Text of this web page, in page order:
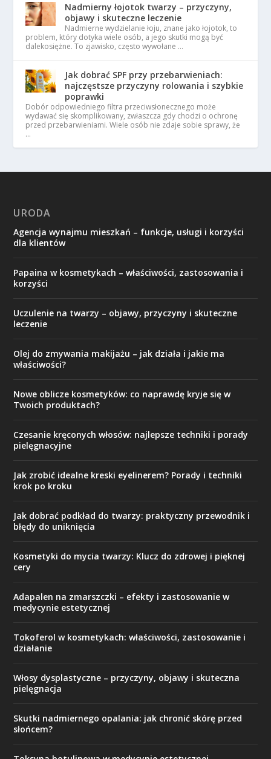
Nadmierny łojotok twarzy – przyczyny,
objawy i skuteczne leczenie
Nadmierne wydzielanie łoju, znane jako łojotok, to
problem, który dotyka wiele osób, a jego skutki mogą być
dalekosiężne. To zjawisko, często wywołane …
Jak dobrać SPF przy przebarwieniach:
najczęstsze przyczyny rolowania i szybkie
poprawki
Dobór odpowiedniego filtra przeciwsłonecznego może
wydawać się skomplikowany, zwłaszcza gdy chodzi o ochronę
przed przebarwieniami. Wiele osób nie zdaje sobie sprawy, że
…
URODA
Agencja wynajmu mieszkań – funkcje, usługi i korzyści
dla klientów
Papaina w kosmetykach – właściwości, zastosowania i
korzyści
Uczulenie na twarzy – objawy, przyczyny i skuteczne
leczenie
Olej do zmywania makijażu – jak działa i jakie ma
właściwości?
Nowe oblicze kosmetyków: co naprawdę kryje się w
Twoich produktach?
Czesanie kręconych włosów: najlepsze techniki i porady
pielęgnacyjne
Jak zrobić idealne kreski eyelinerem? Porady i techniki
krok po kroku
Jak dobrać podkład do twarzy: praktyczny przewodnik i
błędy do uniknięcia
Kosmetyki do mycia twarzy: Klucz do zdrowej i pięknej
cery
Adapalen na zmarszczki – efekty i zastosowanie w
medycynie estetycznej
Tokoferol w kosmetykach: właściwości, zastosowanie i
działanie
Włosy dysplastyczne – przyczyny, objawy i skuteczna
pielęgnacja
Skutki nadmiernego opalania: jak chronić skórę przed
słońcem?